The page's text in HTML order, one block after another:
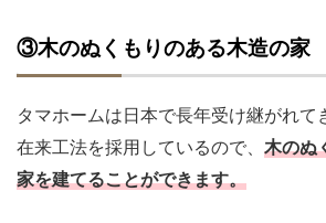
③木のぬくもりのある木造の家
タマホームは日本で長年受け継がれて
在来工法を採用しているので、 木のぬ
家を建てることができます。